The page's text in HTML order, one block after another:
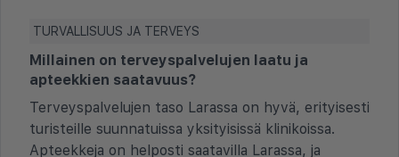
TURVALLISUUS JA TERVEYS
Millainen on terveyspalvelujen laatu ja
apteekkien saatavuus?
Terveyspalvelujen taso Larassa on hyvä, erityisesti
turisteille suunnatuissa yksityisissä klinikoissa.
Apteekkeja on helposti saatavilla Larassa, ja